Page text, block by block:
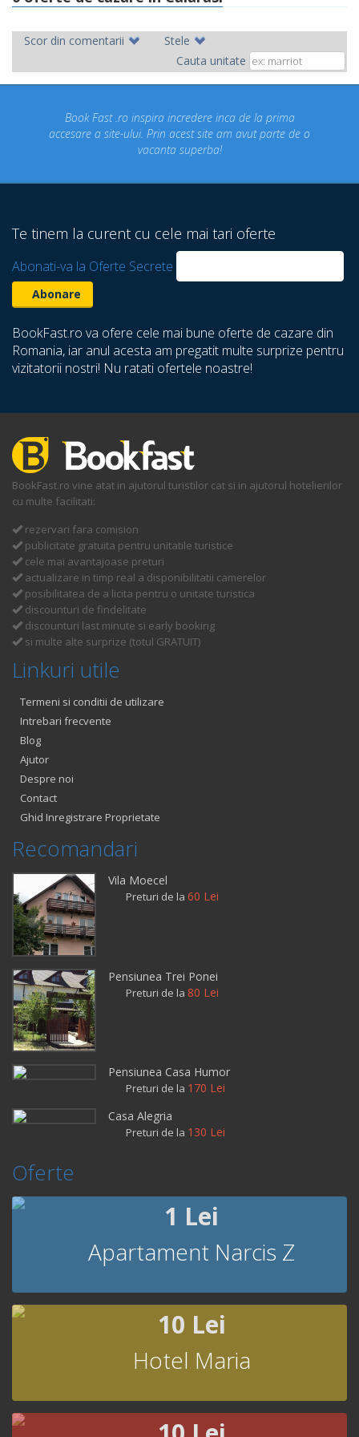
Scor din comentarii
Stele
Cauta unitate
Book Fast .ro inspira incredere inca de la prima
accesare a site-ului. Prin acest site am avut parte de o
vacanta superba!
Te tinem la curent cu cele mai tari oferte
Abonati-va la Oferte Secrete
BookFast.ro va ofere cele mai bune oferte de cazare din
Romania, iar anul acesta am pregatit multe surprize pentru
vizitatorii nostri! Nu ratati ofertele noastre!
BookFast.ro vine atat in ajutorul turistilor cat si in ajutorul hotelierilor
cu multe facilitati:
rezervari fara comision
publicitate gratuita pentru unitatile turistice
cele mai avantajoase preturi
actualizare in timp real a disponibilitatii camerelor
posibilitatea de a licita pentru o unitate turistica
discounturi de findelitate
discounturi last minute si early booking
si multe alte surprize (totul GRATUIT)
Linkuri utile
Termeni si conditii de utilizare
Intrebari frecvente
Blog
Ajutor
Despre noi
Contact
Ghid Inregistrare Proprietate
Recomandari
Vila Moecel
Preturi de la 60 Lei
Pensiunea Trei Ponei
Preturi de la 80 Lei
Pensiunea Casa Humor
Preturi de la 170 Lei
Casa Alegria
Preturi de la 130 Lei
Oferte
1 Lei
Apartament Narcis Z
10 Lei
Hotel Maria